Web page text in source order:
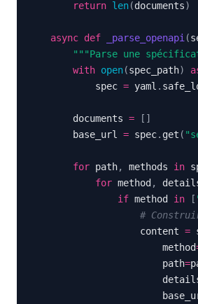
return len(documents)
async def _parse_openapi (
"""Parse une
with open(spec_path)
            spec
= yaml .
        documents
= [ ]
        base_url
= spec. get (
for path, methods in
for method ,
if method in [
#
                    content
=
                        method
                        path
=